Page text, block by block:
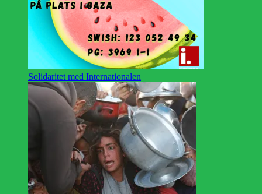
Solidaritet med Internationalen